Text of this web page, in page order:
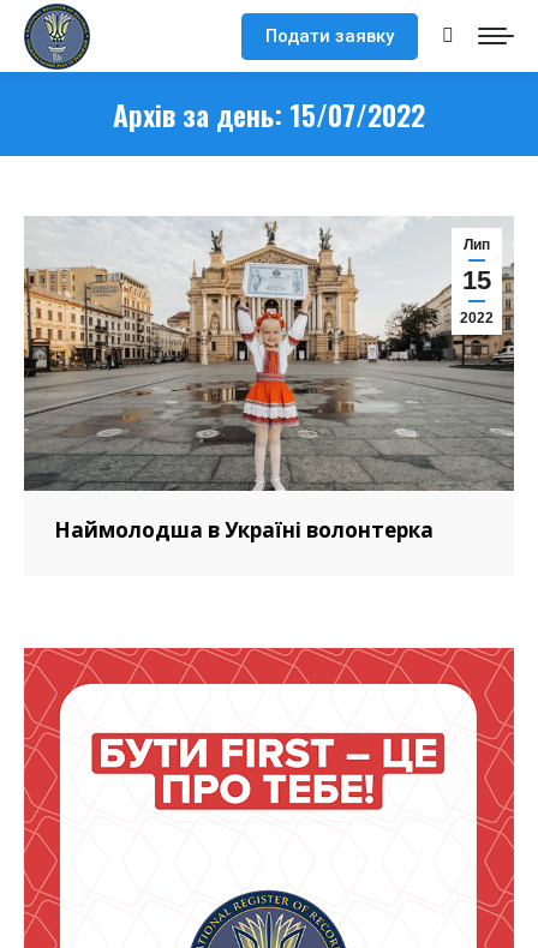
Подати заявку Search:
Архів за день: 15/07/2022
Лип
15
2022
Наймолодша в Україні волонтерка